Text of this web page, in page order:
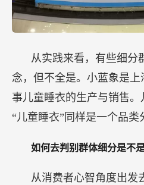
从实践来看，有些细分
念，但不全是。小蓝象是
事儿童睡衣的生产与销售。
“儿童睡衣”同样是一个品类
如何去判别群体细分是不
从消费者心智角度出发